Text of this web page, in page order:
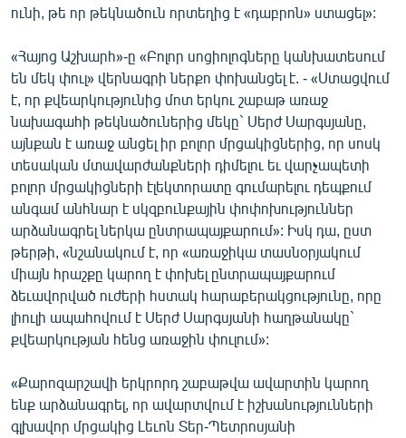
ՀԵՏԵՎԵՔ ՄԵԶ
«Ազատության» բոլոր կայքերը
ունի, թե որ թեկնածուն որտեղից է «դաբրոն» ստացել»:
«Հայոց Աշխարհ»-ը «Բոլոր սոցիոլոգները կանխատեսում
են մեկ փուլ» վերնագրի ներքո փոխանցել է. - «Ստացվում
է, որ քվեարկությունից մոտ երկու շաբաթ առաջ
նախագահի թեկնածուներից մեկը` Սերժ Սարգսյանը,
այնքան է առաջ անցել իր բոլոր մրցակիցներից, որ սոսկ
տեսական մտավարժանքների դիմելու եւ վարչապետի
բոլոր մրցակիցների էլեկտորատը գումարելու դեպքում
անգամ անհնար է սկզբունքային փոփոխություններ
արձանագրել ներկա ընտրապայքարում»: Իսկ դա, ըստ
թերթի, «նշանակում է, որ «առաջիկա տասնօրյակում
միայն հրաշքը կարող է փոխել ընտրապայքարում
ձեւավորված ուժերի հստակ հարաբերակցությունը, որը
լիուլի ապահովում է Սերժ Սարգսյանի հաղթանակը`
քվեարկության հենց առաջին փուլում»:
«Քարոզարշավի երկրորդ շաբաթվա ավարտին կարող
ենք արձանագրել, որ ավարտվում է իշխանությունների
գլխավոր մրցակից Լեւոն Տեր-Պետրոսյանի